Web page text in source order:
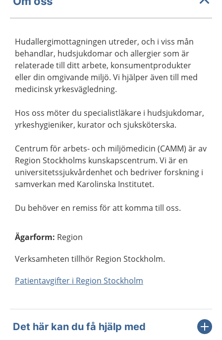
Hudallergimottagningen utreder, och i viss mån
behandlar, hudsjukdomar och allergier som är
relaterade till ditt arbete, konsumentprodukter
eller din omgivande miljö. Vi hjälper även till med
medicinsk yrkesvägledning.
Hos oss möter du specialistläkare i hudsjukdomar,
yrkeshygieniker, kurator och sjuksköterska.
Centrum för arbets- och miljömedicin (CAMM) är av
Region Stockholms kunskapscentrum. Vi är en
universitetssjukvårdenhet och bedriver forskning i
samverkan med Karolinska Institutet.
Du behöver en remiss för att komma till oss.
Ägarform: Region
Verksamheten tillhör Region Stockholm.
Patientavgifter i Region Stockholm
Det här kan du få hjälp med